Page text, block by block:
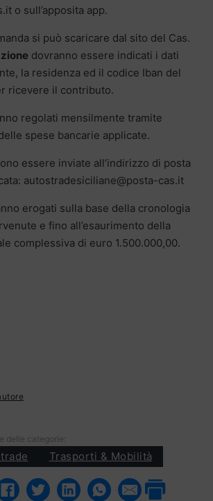
o sull’apposita app.
si può scaricare dal sito del Cas.
dovranno essere indicati i dati
la residenza ed il codice Iban del
ricevere il contributo.
regolati mensilmente tramite
spese bancarie applicate.
essere inviate all’indirizzo di posta
autostradesiciliane@posta-cas.it
erogati sulla base della cronologia
e fino all’esaurimento della
complessiva di euro 1.500.000,00.
delle categorie:
Trasporti & Mobilità